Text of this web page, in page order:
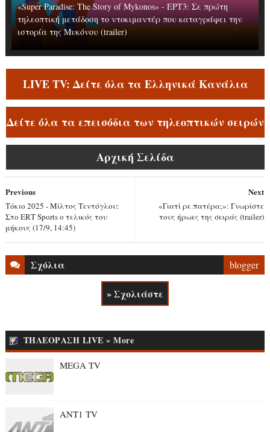
«Super Paradise: The Story of Mykonos» - ΕΡΤ3: Σε πρώτη
τηλεοπτική μετάδοση το ντοκιμαντέρ που καταγράφει την
ιστορία της Μυκόνου (trailer)
LIVE TV: Δείτε όλα τα Ελληνικά Κανάλια
Δείτε όλα τα επεισόδια των τηλεοπτικών σειρών
Αρχική Σελίδα
Next
«Γιατί ρε πατέρα;»: Γνωρίστε
τους ήρωες της σειράς (trailer)
Previous
Τόκιο 2025 - Μίλτος Τεντόγλου:
Στο ERT Sports ο τελικός του
μήκους (17/9, 14:45)
Σχόλια blogger
» Σχολιάστε
ΤΗΛΕΟΡΑΣΗ LIVE » More
MEGA TV
ANT1 TV